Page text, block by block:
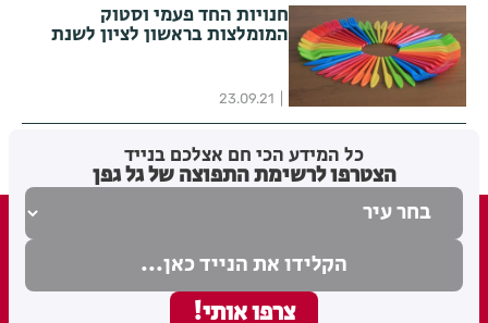
חנויות החד פעמי וסטוק
המומלצות בראשון לציון לשנת
23.09.21
כל המידע הכי חם אצלכם בנייד
הצטרפו לרשימת התפוצה של גל גפן